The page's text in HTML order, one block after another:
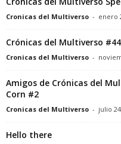
Cronicas del Multiverso - enero
Crónicas del Multiverso
Cronicas del Multiverso -
Amigos de Crónicas del
Corn #2
Cronicas del Multiverso - julio
Hello there